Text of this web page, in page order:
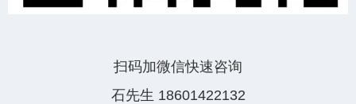
扫码加微信快速咨询
石先生 18601422132